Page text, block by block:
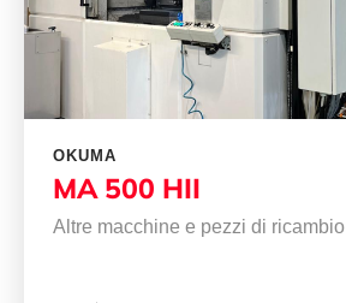
OKUMA
MA 500 HII
Altre macchine e pezzi di ricambio